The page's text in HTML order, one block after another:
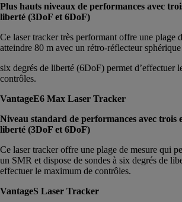
Plus hauts niveaux de performances avec
liberté (3DoF et 6DoF)
Ce laser tracker très performant offre une plage
atteindre 80 m avec un rétro-réflecteur
six degrés de liberté (6DoF) permet d’effectuer
contrôles.
VantageE6 Max Laser Tracker
Niveau standard de performances avec trois
liberté (3DoF et 6DoF)
Ce laser tracker offre une plage de mesure qui
un SMR et dispose de sondes à six degrés de
effectuer le maximum de contrôles.
VantageS Laser Tracker